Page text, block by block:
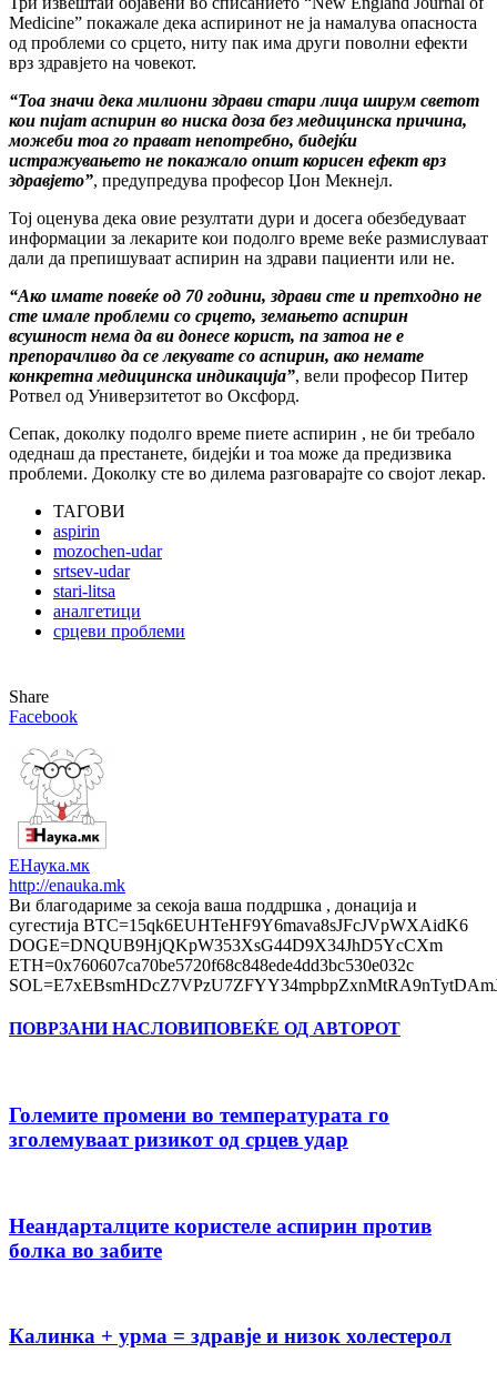
Medicine” покажале дека аспиринот не ја намалува опасноста
од проблеми со срцето, ниту пак има други поволни ефекти
врз здравјето на човекот.
“Тоа значи дека милиони здрави стари лица ширум светот
кои пијат аспирин во ниска доза без медицинска причина,
можеби тоа го прават непотребно, бидејќи
истражувањето не покажало општ корисен ефект врз
здравјето”, предупредува професор Џон Мекнејл.
Тој оценува дека овие резултати дури и досега обезбедуваат
информации за лекарите кои подолго време веќе размислуваат
дали да препишуваат аспирин на здрави пациенти или не.
“Ако имате повеќе од 70 години, здрави сте и претходно не
сте имале проблеми со срцето, земањето аспирин
всушност нема да ви донесе корист, па затоа не е
препорачливо да се лекувате со аспирин, ако немате
конкретна медицинска индикација”, вели професор Питер
Ротвел од Универзитетот во Оксфорд.
Сепак, доколку подолго време пиете аспирин , не би требало
одеднаш да престанете, бидејќи и тоа може да предизвика
проблеми. Доколку сте во дилема разговарајте со својот лекар.
ТАГОВИ
aspirin
mozochen-udar
srtsev-udar
stari-litsa
аналгетици
срцеви проблеми
Share
Facebook
ЕНаука.мк
http://enauka.mk
Ви благодариме за секоја ваша поддршка , донација и
сугестија BTC=15qk6EUHTeHF9Y6mava8sJFcJVpWXAidK6
DOGE=DNQUB9HjQKpW353XsG44D9X34JhD5YcCXm
ETH=0x760607ca70be5720f68c848ede4dd3bc530e032c
ПОВРЗАНИ НАСЛОВИПОВЕЌЕ ОД АВТОРОТ
Големите промени во температурата го
зголемуваат ризикот од срцев удар
Неандарталците користеле аспирин против
болка во забите
Калинка + урма = здравје и низок холестерол